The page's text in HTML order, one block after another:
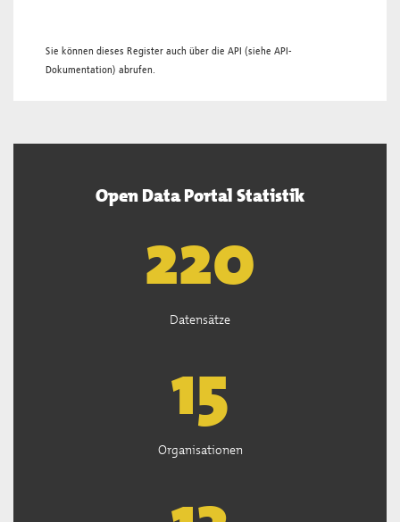
Sie können dieses Register auch über die API (siehe API-
Dokumentation) abrufen.
Open Data Portal Statistik
222
Datensätze
15
Organisationen